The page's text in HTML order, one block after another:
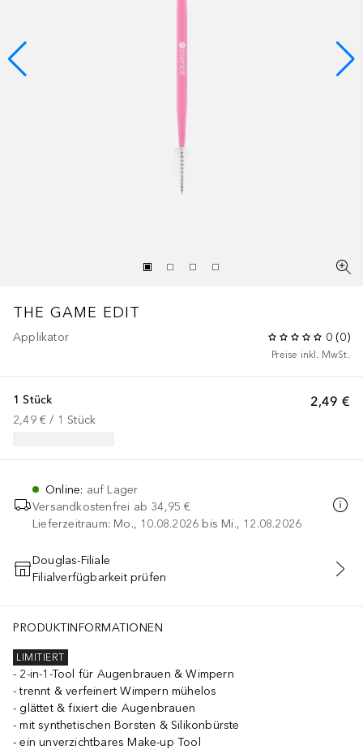
THE GAME EDIT
Applikator 0 (0)
Preise inkl. MwSt.
2,49 €
1 Stück
2,49 € / 1 Stück
Online: auf Lager
Versandkostenfrei ab 34,95 €
Lieferzeitraum: Mo., 10.08.2026 bis Mi., 12.08.2026
IN DEN WARENKORB
Douglas-Filiale
Filialverfügbarkeit prüfen
PRODUKTINFORMATIONEN
LIMITIERT
2-in-1-Tool für Augenbrauen & Wimpern
trennt & verfeinert Wimpern mühelos
glättet & fixiert die Augenbrauen
mit synthetischen Borsten & Silikonbürste
ein unverzichtbares Make-up Tool